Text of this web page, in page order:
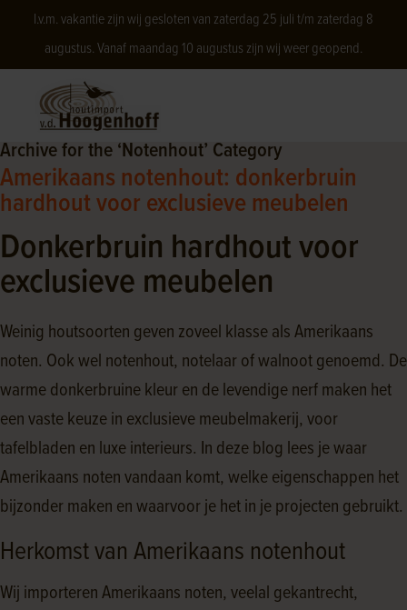
I.v.m. vakantie zijn wij gesloten van zaterdag 25 juli t/m zaterdag 8
augustus. Vanaf maandag 10 augustus zijn wij weer geopend.
Archive for the ‘Notenhout’ Category
Amerikaans notenhout: donkerbruin
hardhout voor exclusieve meubelen
Donkerbruin hardhout voor
exclusieve meubelen
Weinig houtsoorten geven zoveel klasse als Amerikaans
noten. Ook wel notenhout, notelaar of walnoot genoemd. De
warme donkerbruine kleur en de levendige nerf maken het
een vaste keuze in exclusieve meubelmakerij, voor
tafelbladen en luxe interieurs. In deze blog lees je waar
Amerikaans noten vandaan komt, welke eigenschappen het
bijzonder maken en waarvoor je het in je projecten gebruikt.
Herkomst van Amerikaans notenhout
Wij importeren Amerikaans noten, veelal gekantrecht,